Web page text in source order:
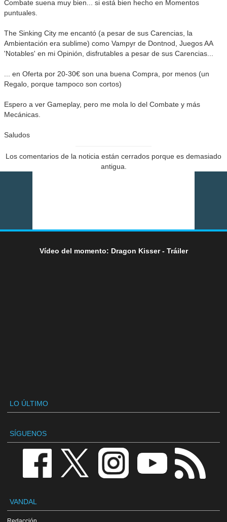
Combate suena muy bien... si está bien hecho en Momentos
puntuales.
The Sinking City me encantó (a pesar de sus Carencias, la
Ambientación era sublime) como Vampyr de Dontnod, Juegos AA
'Notables' en mi Opinión, disfrutables a pesar de sus Carencias...
... en Oferta por 20-30€ son una buena Compra, por menos (un
Regalo, porque tampoco son cortos)
Espero a ver Gameplay, pero me mola lo del Combate y más
Mecánicas.
Saludos
Los comentarios de la noticia están cerrados porque es demasiado
antigua.
Vídeo del momento: Dragon Kisser - Tráiler
LO ÚLTIMO
SÍGUENOS
VANDAL